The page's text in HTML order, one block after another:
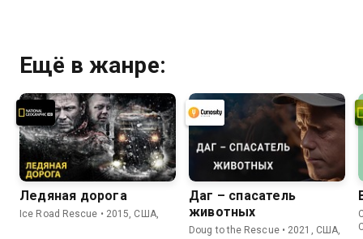
Ещё в жанре:
Ледяная дорога
Ice Road Rescue • 2015, США,
Даг – спасатель
животных
Doug to the Rescue • 2021, США,